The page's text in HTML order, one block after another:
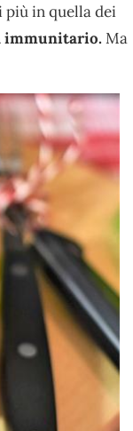
più in quella dei
immunitario. Ma